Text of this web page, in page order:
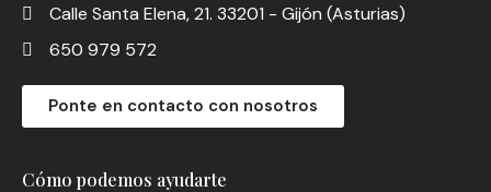
Cómo podemos ayudarte
Calle Santa Elena, 21. 33201 - Gijón (Asturias)
650 979 572
Ponte en contacto con nosotros